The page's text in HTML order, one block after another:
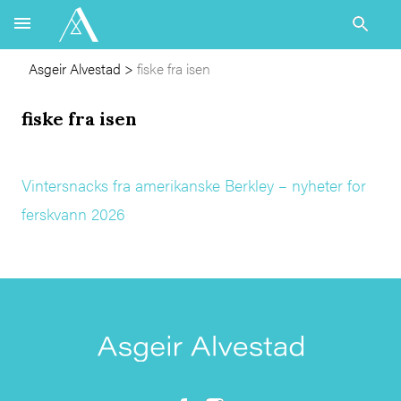
Asgeir Alvestad > fiske fra isen
fiske fra isen
Vintersnacks fra amerikanske Berkley – nyheter for
ferskvann 2026